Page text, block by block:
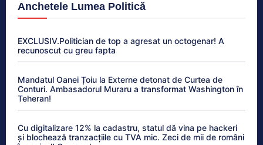
Anchetele Lumea Politică
EXCLUSIV.Politician de top a agresat un octogenar! A
recunoscut cu greu fapta
Mandatul Oanei Țoiu la Externe detonat de Curtea de
Conturi. Ambasadorul Muraru a transformat Washington în
Teheran!
Cu digitalizare 12% la cadastru, statul dă vina pe hackeri
și blochează tranzacțiile cu TVA mic. Zeci de mii de români